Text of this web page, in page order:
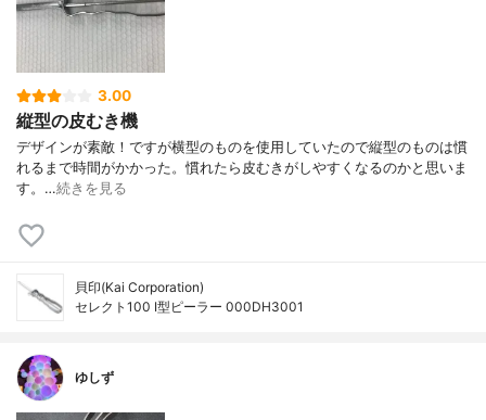
3.00
縦型の皮むき機
デザインが素敵！ですが横型のものを使用していたので縦型のものは慣
れるまで時間がかかった。慣れたら皮むきがしやすくなるのかと思いま
す。…続きを見る
貝印(Kai Corporation)
セレクト100 I型ピーラー 000DH3001
ゆしず